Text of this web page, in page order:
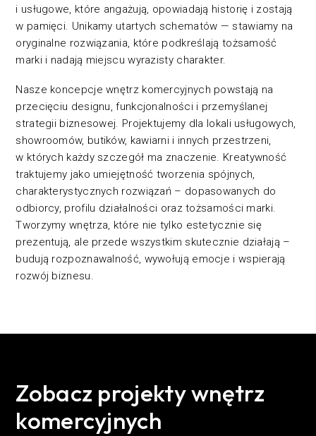
i usługowe, które angażują, opowiadają historię i zostają
w pamięci. Unikamy utartych schematów — stawiamy na
oryginalne rozwiązania, które podkreślają tożsamość
marki i nadają miejscu wyrazisty charakter.
Nasze koncepcje wnętrz komercyjnych powstają na
przecięciu designu, funkcjonalności i przemyślanej
strategii biznesowej. Projektujemy dla lokali usługowych,
showroomów, butików, kawiarni i innych przestrzeni,
w których każdy szczegół ma znaczenie. Kreatywność
traktujemy jako umiejętność tworzenia spójnych,
charakterystycznych rozwiązań – dopasowanych do
odbiorcy, profilu działalności oraz tożsamości marki.
Tworzymy wnętrza, które nie tylko estetycznie się
prezentują, ale przede wszystkim skutecznie działają –
budują rozpoznawalność, wywołują emocje i wspierają
rozwój biznesu.
Zobacz projekty wnętrz
komercyjnych